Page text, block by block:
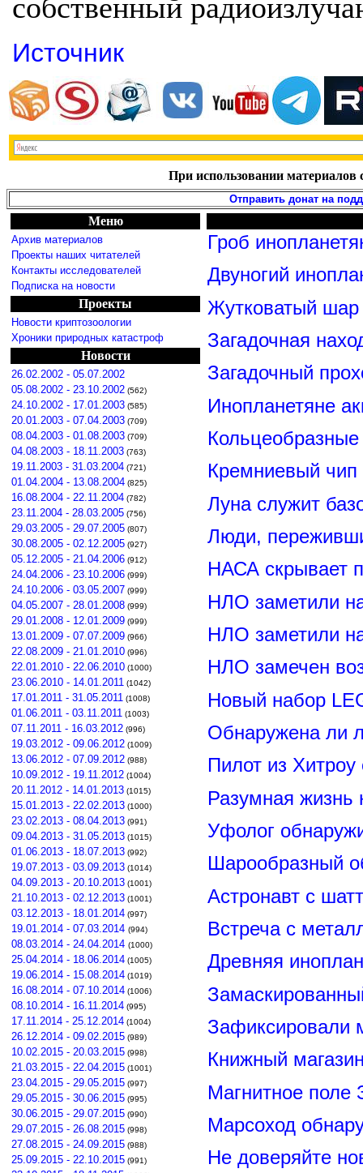
собственный
Источник
При использовании материалов
Отправить донат на
Меню
Архив материалов
Проекты наших читателей
Контакты исследователей
Подписка на новости
Проекты
Новости криптозоологии
Хроники природных катастроф
Новости
26.02.2002 - 05.07.2002
05.08.2002 - 23.10.2002 (562)
24.10.2002 - 17.01.2003 (585)
20.01.2003 - 07.04.2003 (709)
08.04.2003 - 01.08.2003 (709)
04.08.2003 - 18.11.2003 (763)
19.11.2003 - 31.03.2004 (721)
01.04.2004 - 13.08.2004 (825)
16.08.2004 - 22.11.2004 (782)
23.11.2004 - 28.03.2005 (756)
29.03.2005 - 29.07.2005 (807)
30.08.2005 - 02.12.2005 (927)
05.12.2005 - 21.04.2006 (912)
24.04.2006 - 23.10.2006 (999)
24.10.2006 - 03.05.2007 (999)
04.05.2007 - 28.01.2008 (999)
29.01.2008 - 12.01.2009 (999)
13.01.2009 - 07.07.2009 (966)
22.08.2009 - 21.01.2010 (996)
22.01.2010 - 22.06.2010 (1000)
23.06.2010 - 14.01.2011 (1042)
17.01.2011 - 31.05.2011 (1008)
01.06.2011 - 03.11.2011 (1003)
07.11.2011 - 16.03.2012 (996)
19.03.2012 - 09.06.2012 (1009)
13.06.2012 - 07.09.2012 (988)
10.09.2012 - 19.11.2012 (1004)
20.11.2012 - 14.01.2013 (1015)
15.01.2013 - 22.02.2013 (1000)
23.02.2013 - 08.04.2013 (991)
09.04.2013 - 31.05.2013 (1015)
01.06.2013 - 18.07.2013 (992)
19.07.2013 - 03.09.2013 (1014)
04.09.2013 - 20.10.2013 (1001)
21.10.2013 - 02.12.2013 (1001)
03.12.2013 - 18.01.2014 (997)
19.01.2014 - 07.03.2014 (994)
08.03.2014 - 24.04.2014 (1000)
25.04.2014 - 18.06.2014 (1005)
19.06.2014 - 15.08.2014 (1019)
16.08.2014 - 07.10.2014 (1006)
08.10.2014 - 16.11.2014 (995)
17.11.2014 - 25.12.2014 (1004)
26.12.2014 - 09.02.2015 (989)
10.02.2015 - 20.03.2015 (998)
21.03.2015 - 22.04.2015 (1001)
23.04.2015 - 29.05.2015 (997)
29.05.2015 - 30.06.2015 (995)
30.06.2015 - 29.07.2015 (990)
29.07.2015 - 26.08.2015 (998)
27.08.2015 - 24.09.2015 (988)
25.09.2015 - 22.10.2015 (991)
Гроб
Двуногий
Жутковатый шар
Загадочная
Загадочный
Инопланетяне
Кремниевый
Луна служит
Люди,
НАСА скрывает
НЛО заметили
НЛО заметили
НЛО замечен
Новый набор
Обнаружена ли
Пилот из
Разумная жизнь
Уфолог
Шарообразный
Астронавт с
Встреча с
Древняя
Зафиксировали
Книжный
Магнитное поле
Марсоход
Не доверяйте